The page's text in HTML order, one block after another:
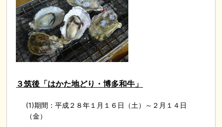
３筑後「はかた地どり・博多和牛」
(1)期間：平成２８年１月１６日（土）～２月１４日
（金）